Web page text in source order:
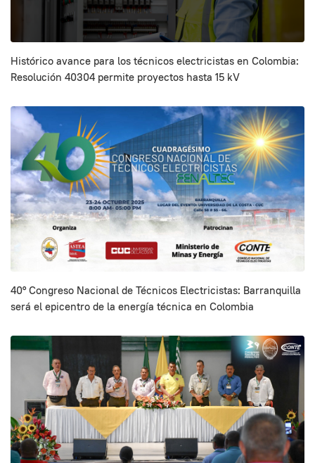
Histórico avance para los técnicos electricistas en Colombia:
Resolución 40304 permite proyectos hasta 15 kV
40° Congreso Nacional de Técnicos Electricistas: Barranquilla
será el epicentro de la energía técnica en Colombia